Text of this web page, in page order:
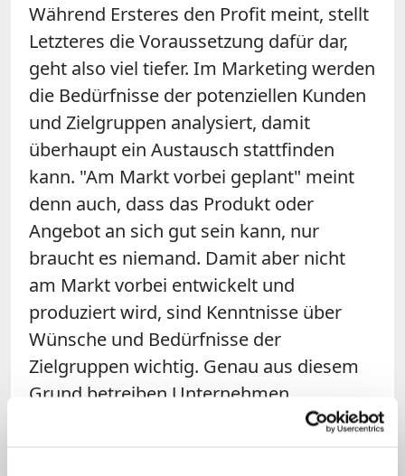
Während Ersteres den Profit meint, stellt
Letzteres die Voraussetzung dafür dar,
geht also viel tiefer. Im Marketing werden
die Bedürfnisse der potenziellen Kunden
und Zielgruppen analysiert, damit
überhaupt ein Austausch stattfinden
kann. "Am Markt vorbei geplant" meint
denn auch, dass das Produkt oder
Angebot an sich gut sein kann, nur
braucht es niemand. Damit aber nicht
am Markt vorbei entwickelt und
produziert wird, sind Kenntnisse über
Wünsche und Bedürfnisse der
Zielgruppen wichtig. Genau aus diesem
Grund betreiben Unternehmen